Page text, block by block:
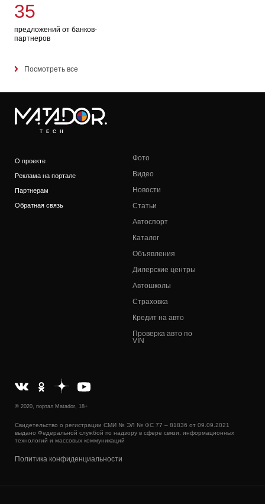
35
предложений от банков-
партнеров
Посмотреть все
TECH
О проекте
Реклама на портале
Партнерам
Обратная связь
Фото
Видео
Новости
Статьи
Автоспорт
Каталог
Объявления
Дилерские центры
Автошколы
Страховка
Кредит на авто
Проверка авто по
VIN
© 2020, портал Matador, 18+
Свидетельство о регистрации СМИ № ЭЛ № ФС 77 – 81836 от 09.09.2021
выдано Федеральной службой по надзору в сфере связи, информационных
технологий и массовых коммуникаций
Политика конфиденциальности